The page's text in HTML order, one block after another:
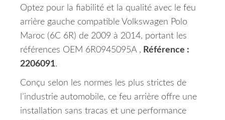
Optez pour la fiabilité et la qualité avec le feu
arrière gauche compatible Volkswagen Polo
Maroc (6C 6R) de 2009 à 2014, portant les
références OEM 6R0945095A , Référence :
2206091.
Conçu selon les normes les plus strictes de
l’industrie automobile, ce feu arrière offre une
installation sans tracas et une performance